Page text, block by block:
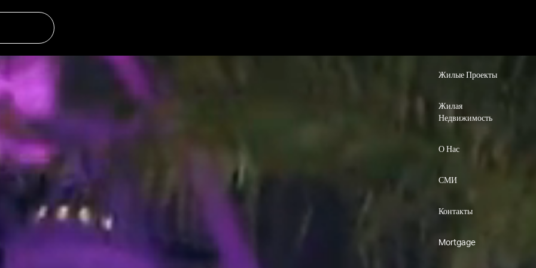
Жилые Проекты
Жилая
Недвижимость
О Нас
СМИ
Контакты
Mortgage